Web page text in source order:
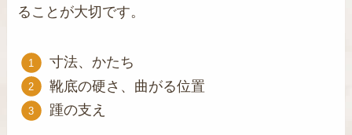
ることが大切です。
寸法、かたち
靴底の硬さ、曲がる位置
踵の支え